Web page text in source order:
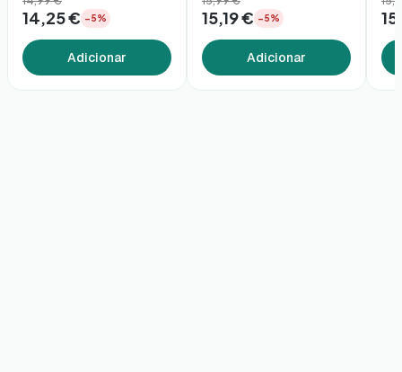
14,25 € −5%
Adicionar
15,19 € −5%
Adicionar